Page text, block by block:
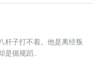
杆子打不着。他是离经叛
是循规蹈..